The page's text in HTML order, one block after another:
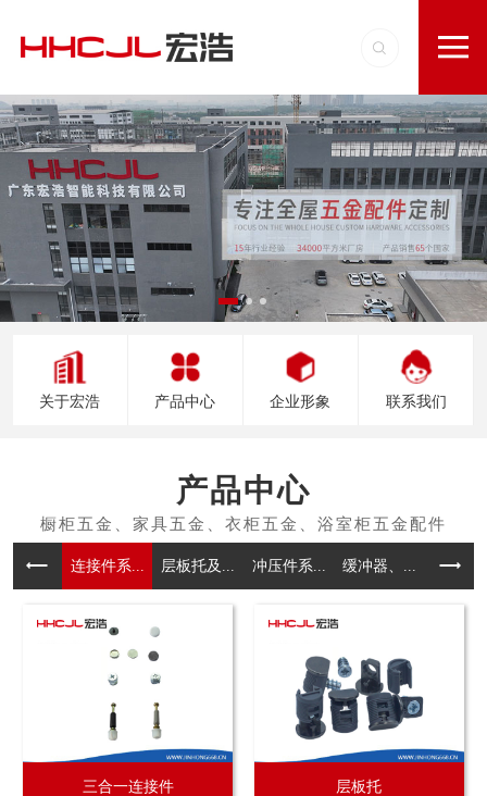
关于宏浩 产品中心 企业形象 联系我们
产品中心
连接件系... 层板托及... 冲压件系... 缓冲器、... 拉手
三合一连接件 层板托